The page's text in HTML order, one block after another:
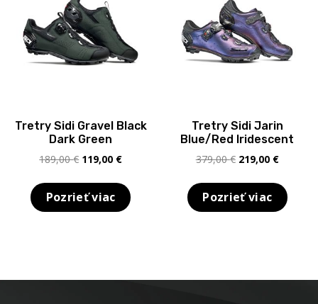
Tretry Sidi Gravel Black
Dark Green
189,00€ Pôvodná
bola:
189,00 €.
119,00 €Aktuálna
je:
119,00 €.
Pozrieť viac
Tretry Sidi Jarin
Blue/Red Iridescent
379,00€ Pôvodná
bola:
379,00 €.
219,00 €Aktuálna
je:
219,00
Pozrieť viac